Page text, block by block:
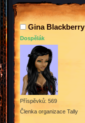
Gina Blackberry
Dospělák
Příspěvků: 569
Členka organizace Tally